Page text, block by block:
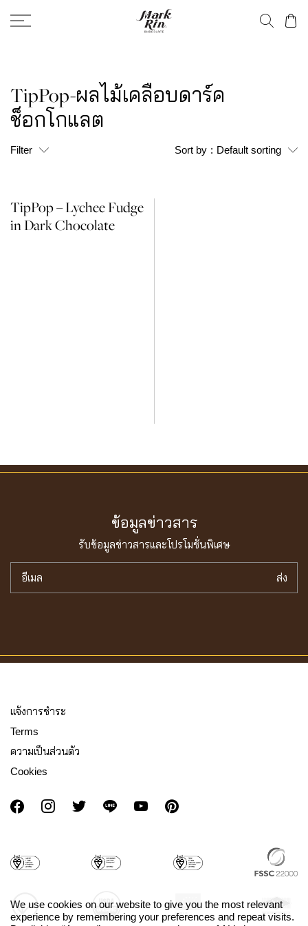
TipPop-ผลไม้เคลือบดาร์ค
ช็อกโกแลต
Filter Sort by : Default sorting
TipPop – Lychee Fudge
in Dark Chocolate
ข้อมูลข่าวสาร
รับข้อมูลข่าวสารเเละโปรโมชั่นพิเศษ
อีเมล ส่ง
เเจ้งการชำระ
Terms
ความเป็นส่วนตัว
Cookies
We use cookies on our website to give you the most relevant
experience by remembering your preferences and repeat visits.